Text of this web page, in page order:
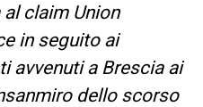
claim Union
in seguito ai
avvenuti a Brescia ai
dello scorso